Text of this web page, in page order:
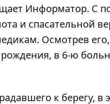
Информатор. С
и спасательной
Осмотрев
в 6-ю
к берегу,